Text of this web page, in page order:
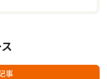
事